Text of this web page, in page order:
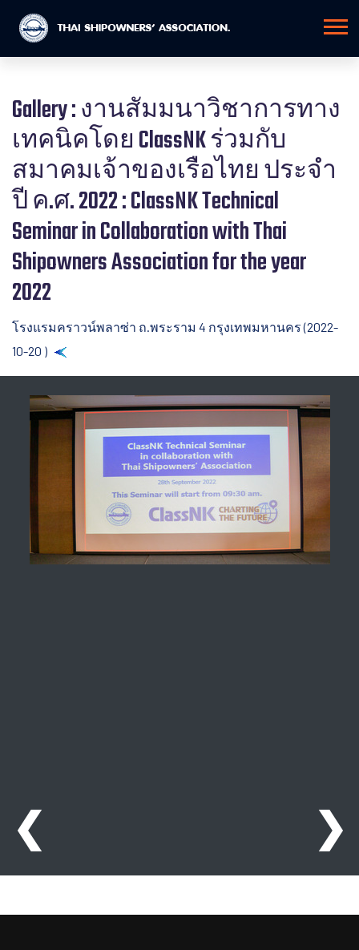
Gallery : งานสัมมนาวิชาการทาง
เทคนิคโดย ClassNK ร่วมกับ
สมาคมเจ้าของเรือไทย ประจำ
ปี ค.ศ. 2022 : ClassNK Technical
Seminar in Collaboration with Thai
Shipowners Association for the year
2022
โรงแรมคราวน์พลาซ่า ถ.พระราม 4 กรุงเทพมหานคร (2022-
10-20 )
❮ ❯